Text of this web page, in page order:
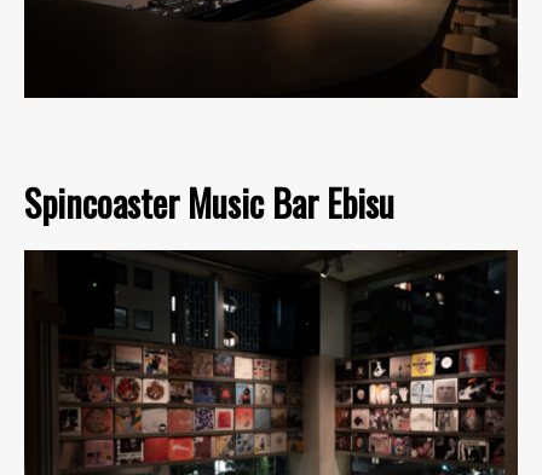
Spincoaster Music Bar Ebisu